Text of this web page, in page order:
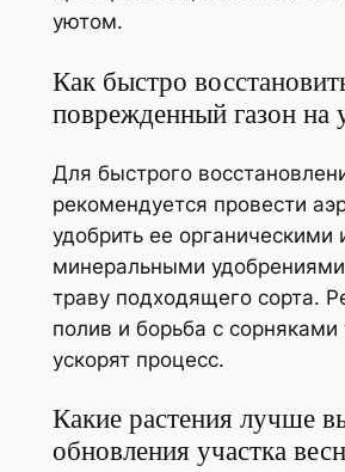
уютом.
Как быстро
поврежденный газон на
Для быстрого
рекомендуется провести
удобрить ее органическими
минеральными
траву подходящего сорта.
полив и борьба с сорняками
ускорят процесс.
Какие растения лучше
обновления участка